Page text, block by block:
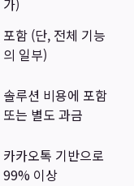
가)
포함 (단, 전체 기능
의 일부)
솔루션 비용에 포함
또는 별도 과금
카카오톡 기반으로
99% 이상